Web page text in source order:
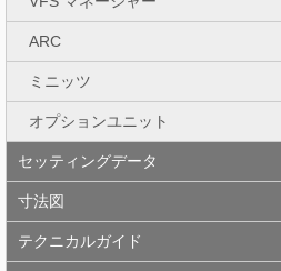
ARC
ミニッツ
オプションユニット
セッティングデータ
寸法図
テクニカルガイド